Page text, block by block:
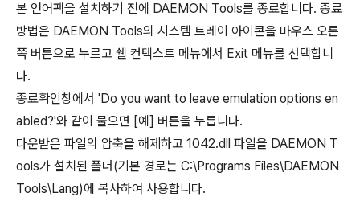
본 언어팩을 설치하기 전에 DAEMON Tools를 종료합니다. 종료
방법은 DAEMON Tools의 시스템 트레이 아이콘을 마우스 오른
쪽 버튼으로 누르고 쉘 컨텍스트 메뉴에서 Exit 메뉴를 선택합니
다.
종료확인창에서 'Do you want to leave emulation options en
abled?'와 같이 물으면 [예] 버튼을 누릅니다.
다운받은 파일의 압축을 해제하고 1042.dll 파일을 DAEMON T
ools가 설치된 폴더(기본 경로는 C:\Programs Files\DAEMON
Tools\Lang)에 복사하여 사용합니다.